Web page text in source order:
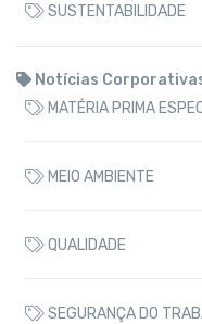
SUSTENTABILIDADE
Notícias
MATÉRIA PRIMA
MEIO AMBIENTE
QUALIDADE
SEGURANÇA DO